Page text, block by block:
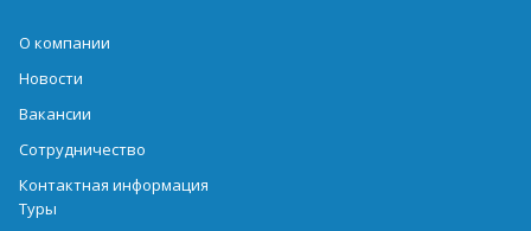
О компании
Новости
Вакансии
Сотрудничество
Контактная информация
Туры